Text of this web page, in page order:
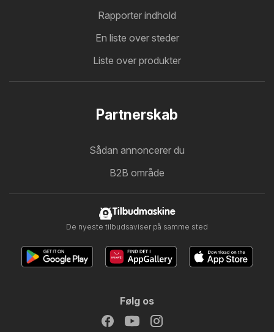
Rapporter indhold
En liste over steder
Liste over produkter
Partnerskab
Sådan annoncerer du
B2B område
Tilbudmaskine
De nyeste tilbudsaviser på samme sted
Følg os